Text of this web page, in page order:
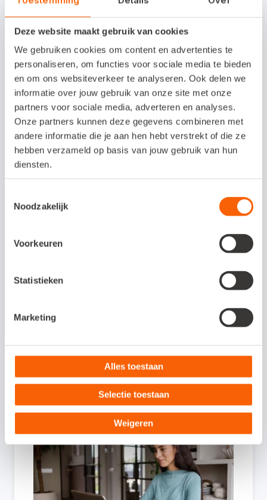
Deze website maakt gebruik van cookies
We gebruiken cookies om content en advertenties te
personaliseren, om functies voor sociale media te bieden
en om ons websiteverkeer te analyseren. Ook delen we
informatie over jouw gebruik van onze site met onze
partners voor sociale media, adverteren en analyses.
Onze partners kunnen deze gegevens combineren met
andere informatie die je aan hen hebt verstrekt of die ze
hebben verzameld op basis van jouw gebruik van hun
diensten.
Noodzakelijk
Voorkeuren
Statistieken
Marketing
Alles toestaan
Selectie toestaan
Weigeren
administratie en onze boekhouder De Wit
Slimmer en sneller
boekhouden?
Met Snelstart kies je zelf in hoeverre je je
administratie automatiseert. Van razendsnel
factureren en optimaal inzicht in je cijfers
tot een geautomatiseerd debiteurenbeheer
pakket bij jouw bedrijf past.
Ook interessant voor jou: